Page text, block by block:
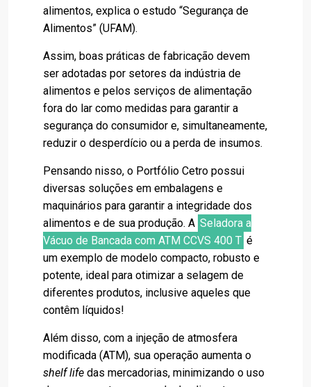
alimentos, explica o estudo “Segurança de
Alimentos” (UFAM).
Assim, boas práticas de fabricação devem
ser adotadas por setores da indústria de
alimentos e pelos serviços de alimentação
fora do lar como medidas para garantir a
segurança do consumidor e, simultaneamente,
reduzir o desperdício ou a perda de insumos.
Pensando nisso, o Portfólio Cetro possui
diversas soluções em embalagens e
maquinários para garantir a integridade dos
alimentos e de sua produção. A Seladora a
Vácuo de Bancada com ATM CCVS 400 T é
um exemplo de modelo compacto, robusto e
potente, ideal para otimizar a selagem de
diferentes produtos, inclusive aqueles que
contêm líquidos!
Além disso, com a injeção de atmosfera
modificada (ATM), sua operação aumenta o
shelf life das mercadorias, minimizando o uso